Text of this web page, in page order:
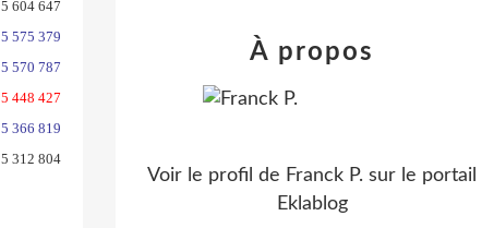
5 604 647
5 575 379
5 570 787
5 448 427
5 366 819
5 312 804
À propos
Voir le profil de Franck P. sur le portail
Eklablog